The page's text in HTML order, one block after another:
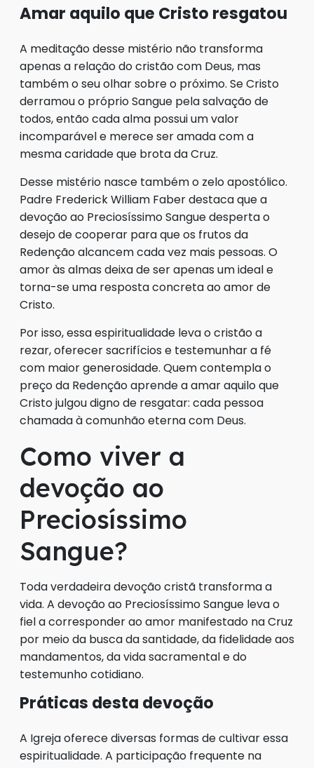
Amar aquilo que Cristo resgatou
A meditação desse mistério não transforma
apenas a relação do cristão com Deus, mas
também o seu olhar sobre o próximo. Se Cristo
derramou o próprio Sangue pela salvação de
todos, então cada alma possui um valor
incomparável e merece ser amada com a
mesma caridade que brota da Cruz.
Desse mistério nasce também o zelo apostólico.
Padre Frederick William Faber destaca que a
devoção ao Preciosíssimo Sangue desperta o
desejo de cooperar para que os frutos da
Redenção alcancem cada vez mais pessoas. O
amor às almas deixa de ser apenas um ideal e
torna-se uma resposta concreta ao amor de
Cristo.
Por isso, essa espiritualidade leva o cristão a
rezar, oferecer sacrifícios e testemunhar a fé
com maior generosidade. Quem contempla o
preço da Redenção aprende a amar aquilo que
Cristo julgou digno de resgatar: cada pessoa
chamada à comunhão eterna com Deus.
Como viver a
devoção ao
Preciosíssimo
Sangue?
Toda verdadeira devoção cristã transforma a
vida. A devoção ao Preciosíssimo Sangue leva o
fiel a corresponder ao amor manifestado na Cruz
por meio da busca da santidade, da fidelidade aos
mandamentos, da vida sacramental e do
testemunho cotidiano.
Práticas desta devoção
A Igreja oferece diversas formas de cultivar essa
espiritualidade. A participação frequente na